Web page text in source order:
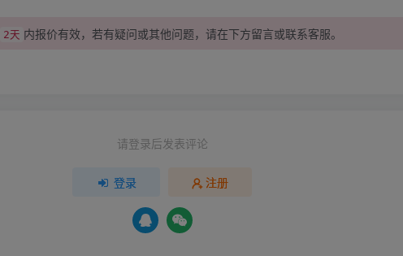
2天 内报价有效，若有疑问或其他问题，请在下方留言或联系客服。
请登录后发表评论
登录 注册